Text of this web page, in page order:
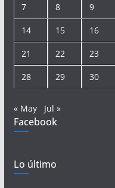
7 8 9
14 15 16
21 22 23
28 29 30
« May Jul »
Facebook
Lo último